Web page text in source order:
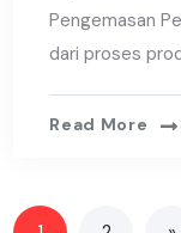
Pengemasan
dari proses
Read More